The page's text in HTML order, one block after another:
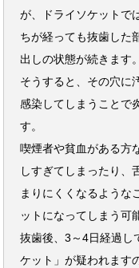
が、ドライソケットで
ちが経っても抜歯した
出しの状態が続きます。
そうすると、その穴に
感染してしまうことで
す。
喫煙者や貧血がある方
しすぎてしまったり、
まりにくくなるような
ットになってしまう可
抜歯後、3～4日経過し
ケット」が疑われます